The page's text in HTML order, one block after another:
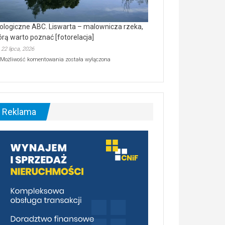
ABC. Liswarta – malownicza rzeka,
warto poznać [fotorelacja]
22 lipca, 2026
Możliwość komentowania Ekologiczne
–
malownicza
[fotorelacja]
została wyłączona
Reklama